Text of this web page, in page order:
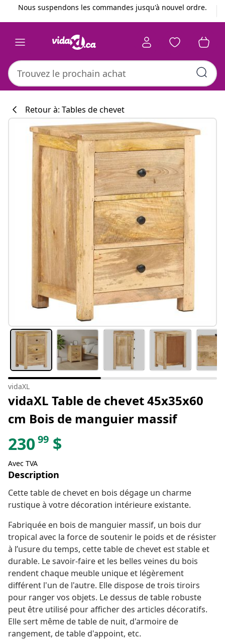
Précédent
Suivant
Nous suspendons les commandes jusqu'à nouvel ordre.
Retour à: Tables de chevet
vidaXL
vidaXL Table de chevet 45x35x60
cm Bois de manguier massif
23099 $
Avec TVA
Description
Cette table de chevet en bois dégage un charme
rustique à votre décoration intérieure existante.
Fabriquée en bois de manguier massif, un bois dur
tropical avec la force de soutenir le poids et de résister
à l’usure du temps, cette table de chevet est stable et
durable. Le savoir-faire et les belles veines du bois
rendent chaque meuble unique et légèrement
différent l'un de l'autre. Elle dispose de trois tiroirs
pour ranger vos objets. Le dessus de table robuste
peut être utilisé pour afficher des articles décoratifs.
Elle sert même de table de nuit, d'armoire de
rangement, de table d'appoint, etc.